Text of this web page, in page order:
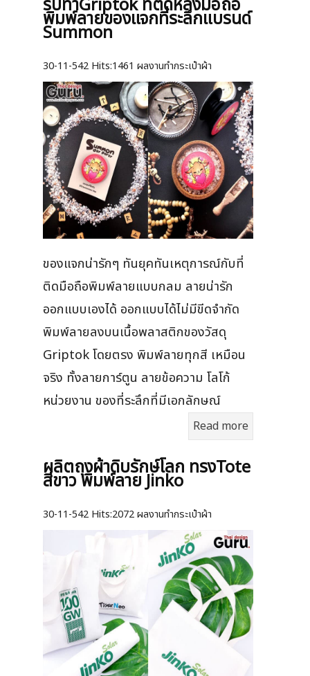
รับทำGriptok ที่ติดหลังมือถือ
พิมพ์ลายของแจกที่ระลึกแบรนด์
Summon
30-11-542 Hits:1461 ผลงานทำกระเป๋าผ้า
ของแจกน่ารักๆ ทันยุคทันเหตุการณ์กับที่
ติดมือถือพิมพ์ลายแบบกลม ลายน่ารัก
ออกแบบเองได้ ออกแบบได้ไม่มีขีดจำกัด
พิมพ์ลายลงบนเนื้อพลาสติกของวัสดุ
Griptok โดยตรง พิมพ์ลายทุกสี เหมือน
จริง ทั้งลายการ์ตูน ลายข้อความ โลโก้
หน่วยงาน ของที่ระลึกที่มีเอกลักษณ์
Read more
ผลิตถุงผ้าดิบรักษ์โลก ทรงTote
สีขาว พิมพ์ลาย Jinko
30-11-542 Hits:2072 ผลงานทำกระเป๋าผ้า